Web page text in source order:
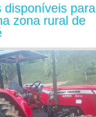
disponíveis para
zona rural de